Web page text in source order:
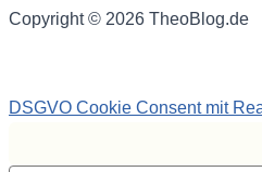
Copyright © 2026 TheoBlog.de
DSGVO Cookie Consent mit